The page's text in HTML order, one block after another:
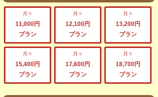
月々
11,000円
プラン
月々
12,100円
プラン
月々
13,200円
プラン
月々
15,400円
プラン
月々
17,600円
プラン
月々
18,700円
プラン